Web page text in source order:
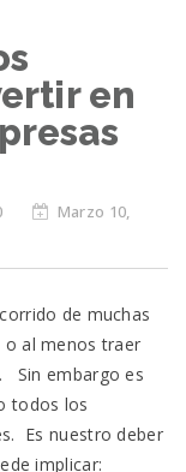
en
Marzo 10,
de muchas
o al menos traer
Sin embargo es
todos los
Es nuestro deber
implicar: